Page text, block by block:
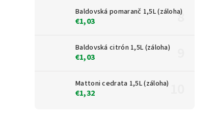
Baldovská pomaranč 1,5L (záloha)
€1,03
Baldovská citrón 1,5L (záloha)
€1,03
Mattoni cedrata 1,5L (záloha)
€1,32